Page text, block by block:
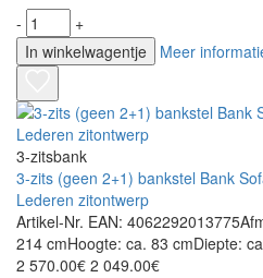
-
+
In winkelwagentje
Meer
3-zitsbank
3-zits (geen 2+1) bankstel Bank
Lederen zitontwerp
Artikel-Nr. EAN:
214 cmHoogte: ca. 83 cmDiepte:
2 570.00€ 2 049.00€